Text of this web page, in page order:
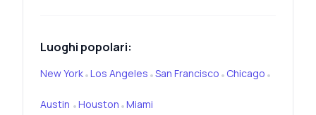
Luoghi popolari:
New York•Los Angeles •San Francisco • Chicago •
Austin •Houston •Miami